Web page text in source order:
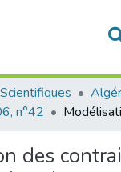
Nationale
Statistics
&
All of DSpace
n°42
des